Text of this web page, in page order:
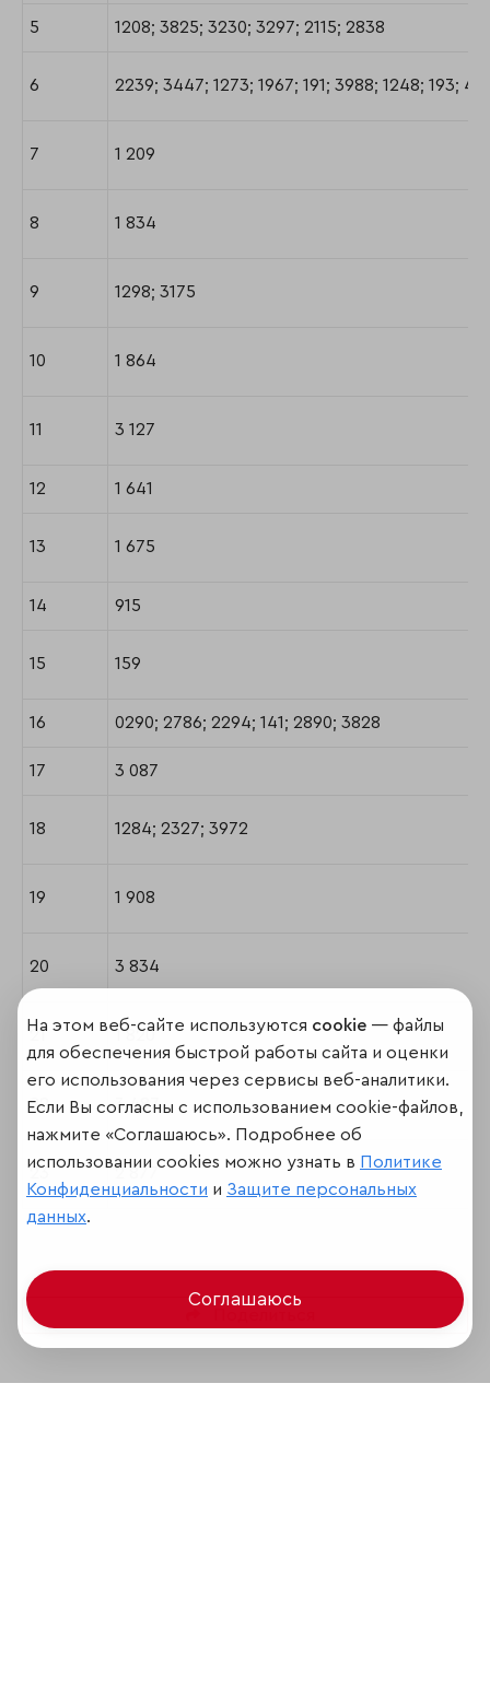
5 1208; 3825; 3230; 3297; 2115; 2838
6 2239; 3447; 1273; 1967; 191; 3988; 1248; 193;
7 1 209
8 1 834
9 1298; 3175
10 1 864
11 3 127
12 1 641
13 1 675
14 915
15 159
16 0290; 2786; 2294; 141; 2890; 3828
17 3 087
18 1284; 2327; 3972
19 1 908
20 3 834
21 1 820
22 3 487
23 2 877
На этом веб-сайте используются cookie — файлы
для обеспечения быстрой работы сайта и оценки
его использования через сервисы веб-аналитики.
Если Вы согласны с использованием cookie-файлов,
нажмите «Соглашаюсь». Подробнее об
использовании cookies можно узнать в Политике
Конфиденциальности и Защите персональных
данных.
Соглашаюсь